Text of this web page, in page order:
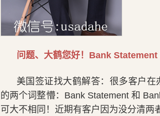
问题、大鹤您好！Bank
美国签证找大鹤解答：很多客户
的两个词整懵：Bank Statement 和
可大不相同！近期有客户因为没分清两